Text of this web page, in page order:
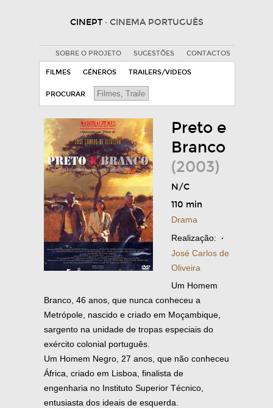
CINEPT · CINEMA PORTUGUÊS
SOBRE O PROJETO SUGESTÕES CONTACTOS
FILMES GÉNEROS TRAILERS/VIDEOS
PROCURAR
Preto e
Branco
(2003)
N/C
110 min
Drama
Realização: ·
José Carlos de
Oliveira
Um Homem
Branco, 46 anos, que nunca conheceu a
Metrópole, nascido e criado em Moçambique,
sargento na unidade de tropas especiais do
exército colonial português.
Um Homem Negro, 27 anos, que não conheceu
África, criado em Lisboa, finalista de
engenharia no Instituto Superior Técnico,
entusiasta dos ideais de esquerda.